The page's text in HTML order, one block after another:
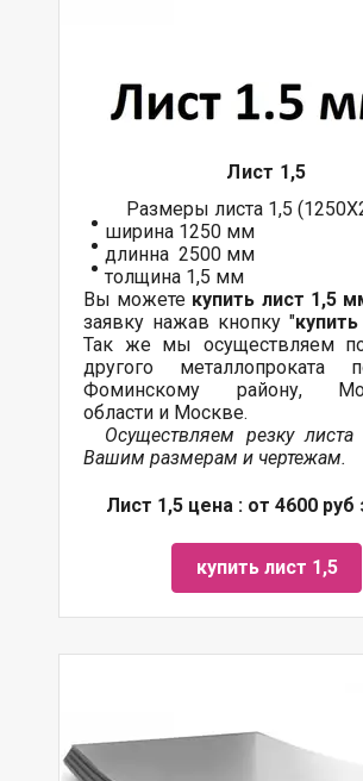
Лист 1,5
Размеры листа 1,5
ширина 1250 мм
длинна 2500 мм
толщина 1,5 мм
Вы можете купить лист 1,5
заявку нажав кнопку "
Так же мы осуществляем
другого металлопроката
Фоминскому району,
области и Москве.
Осуществляем резку
Вашим размерам и чертежам.
Лист 1,5 цена : от 4600 руб
купить лист 1,5